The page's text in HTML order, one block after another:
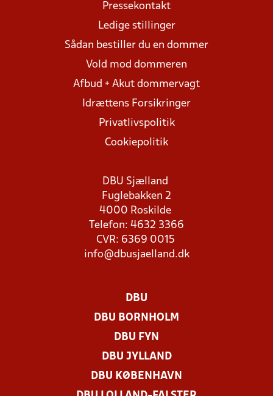
Pressekontakt
Ledige stillinger
Sådan bestiller du en dommer
Vold mod dommeren
Afbud + Akut dommervagt
Idrættens Forsikringer
Privatlivspolitik
Cookiepolitik
DBU Sjælland
Fuglebakken 2
4000 Roskilde
Telefon: 4632 3366
CVR: 6369 0015
info@dbusjaelland.dk
DBU
DBU BORNHOLM
DBU FYN
DBU JYLLAND
DBU KØBENHAVN